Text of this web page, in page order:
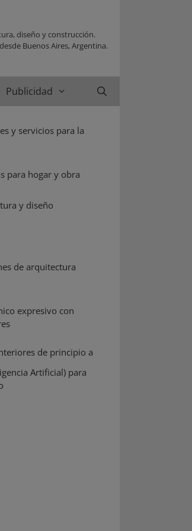
diseño y construcción.
Buenos Aires, Argentina.
Publicidad